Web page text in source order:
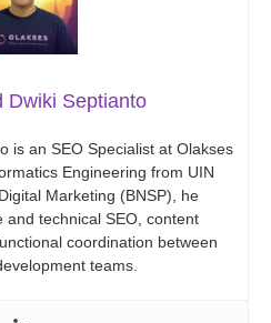
Dwiki Septianto
is an SEO Specialist at Olakses
Engineering from UIN
Marketing (BNSP), he
and technical SEO, content
coordination between
teams.